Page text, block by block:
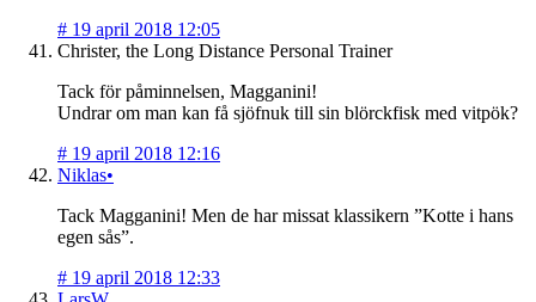
# 19 april 2018 12:05
Christer, the Long Distance Personal Trainer
Tack för påminnelsen, Magganini!
Undrar om man kan få sjöfnuk till sin blörckfisk med vitpök?
# 19 april 2018 12:16
Niklas•
Tack Magganini! Men de har missat klassikern ”Kotte i hans
egen sås”.
# 19 april 2018 12:33